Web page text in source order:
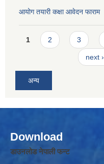
आयोग तयारी कक्षा आवेदन फाराम
Pages
1 2 3
next ›
अन्य
Download
डाउनलोड नेपाली फन्ट